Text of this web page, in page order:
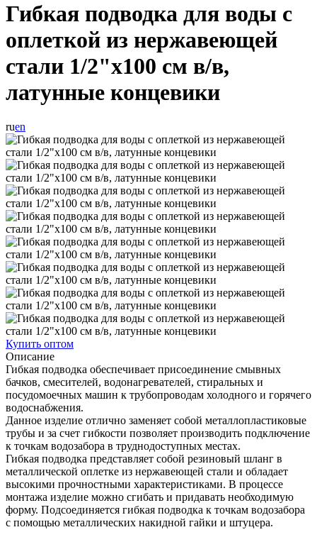
Гибкая подводка для воды с
оплеткой из нержавеющей
стали 1/2"х100 см в/в,
латунные концевики
ruen
Купить оптом
Описание
Гибкая подводка обеспечивает присоединение смывных
бачков, смесителей, водонагревателей, стиральных и
посудомоечных машин к трубопроводам холодного и горячего
водоснабжения.
Данное изделие отлично заменяет собой металлопластиковые
трубы и за счет гибкости позволяет производить подключение
к точкам водозабора в труднодоступных местах.
Гибкая подводка представляет собой резиновый шланг в
металлической оплетке из нержавеющей стали и обладает
высокими прочностными характеристиками. В процессе
монтажа изделие можно сгибать и придавать необходимую
форму. Подсоединяется гибкая подводка к точкам водозабора
с помощью металлических накидной гайки и штуцера.